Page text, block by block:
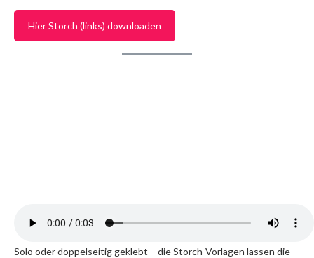
Hier Storch (links) downloaden
Solo oder doppelseitig geklebt – die Storch-Vorlagen lassen die